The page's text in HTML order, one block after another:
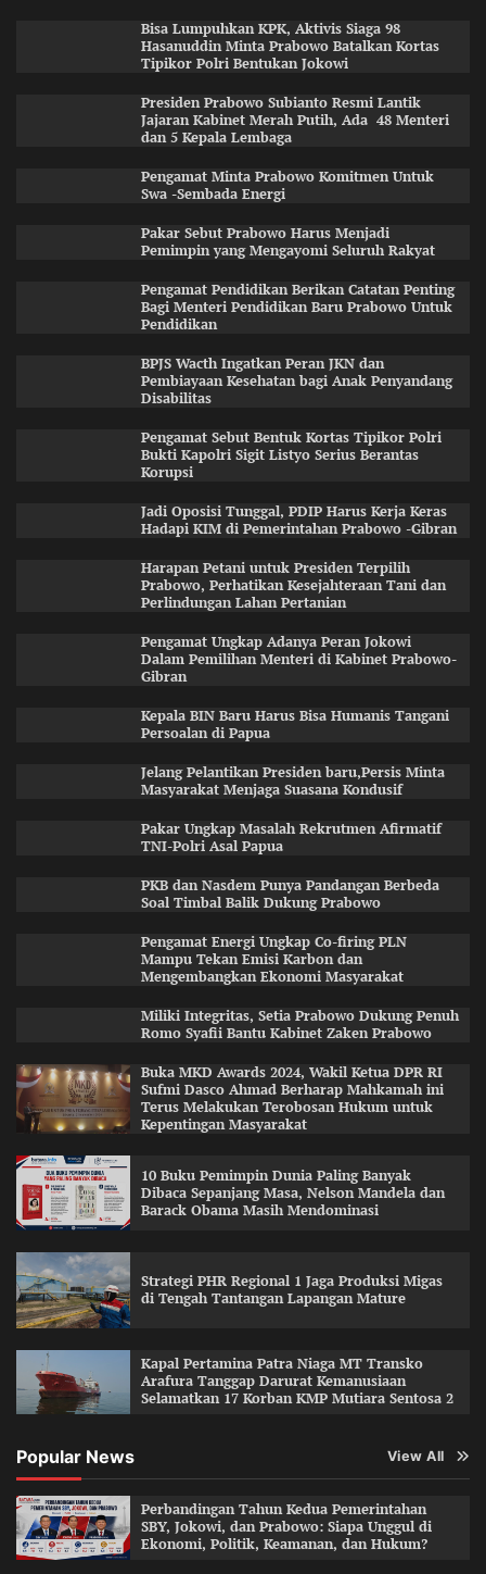
Bisa Lumpuhkan KPK, Aktivis Siaga 98
Hasanuddin Minta Prabowo Batalkan Kortas
Tipikor Polri Bentukan Jokowi
Presiden Prabowo Subianto Resmi Lantik
Jajaran Kabinet Merah Putih, Ada 48 Menteri
dan 5 Kepala Lembaga
Pengamat Minta Prabowo Komitmen Untuk
Swa -Sembada Energi
Pakar Sebut Prabowo Harus Menjadi
Pemimpin yang Mengayomi Seluruh Rakyat
Pengamat Pendidikan Berikan Catatan Penting
Bagi Menteri Pendidikan Baru Prabowo Untuk
Pendidikan
BPJS Wacth Ingatkan Peran JKN dan
Pembiayaan Kesehatan bagi Anak Penyandang
Disabilitas
Pengamat Sebut Bentuk Kortas Tipikor Polri
Bukti Kapolri Sigit Listyo Serius Berantas
Korupsi
Jadi Oposisi Tunggal, PDIP Harus Kerja Keras
Hadapi KIM di Pemerintahan Prabowo -Gibran
Harapan Petani untuk Presiden Terpilih
Prabowo, Perhatikan Kesejahteraan Tani dan
Perlindungan Lahan Pertanian
Pengamat Ungkap Adanya Peran Jokowi
Dalam Pemilihan Menteri di Kabinet Prabowo-
Gibran
Kepala BIN Baru Harus Bisa Humanis Tangani
Persoalan di Papua
Jelang Pelantikan Presiden baru,Persis Minta
Masyarakat Menjaga Suasana Kondusif
Pakar Ungkap Masalah Rekrutmen Afirmatif
TNI-Polri Asal Papua
PKB dan Nasdem Punya Pandangan Berbeda
Soal Timbal Balik Dukung Prabowo
Pengamat Energi Ungkap Co-firing PLN
Mampu Tekan Emisi Karbon dan
Mengembangkan Ekonomi Masyarakat
Miliki Integritas, Setia Prabowo Dukung Penuh
Romo Syafii Bantu Kabinet Zaken Prabowo
Buka MKD Awards 2024, Wakil Ketua DPR RI
Sufmi Dasco Ahmad Berharap Mahkamah ini
Terus Melakukan Terobosan Hukum untuk
Kepentingan Masyarakat
10 Buku Pemimpin Dunia Paling Banyak
Dibaca Sepanjang Masa, Nelson Mandela dan
Barack Obama Masih Mendominasi
Strategi PHR Regional 1 Jaga Produksi Migas
di Tengah Tantangan Lapangan Mature
Kapal Pertamina Patra Niaga MT Transko
Arafura Tanggap Darurat Kemanusiaan
Selamatkan 17 Korban KMP Mutiara Sentosa 2
Popular News View All
Perbandingan Tahun Kedua Pemerintahan
SBY, Jokowi, dan Prabowo: Siapa Unggul di
Ekonomi, Politik, Keamanan, dan Hukum?